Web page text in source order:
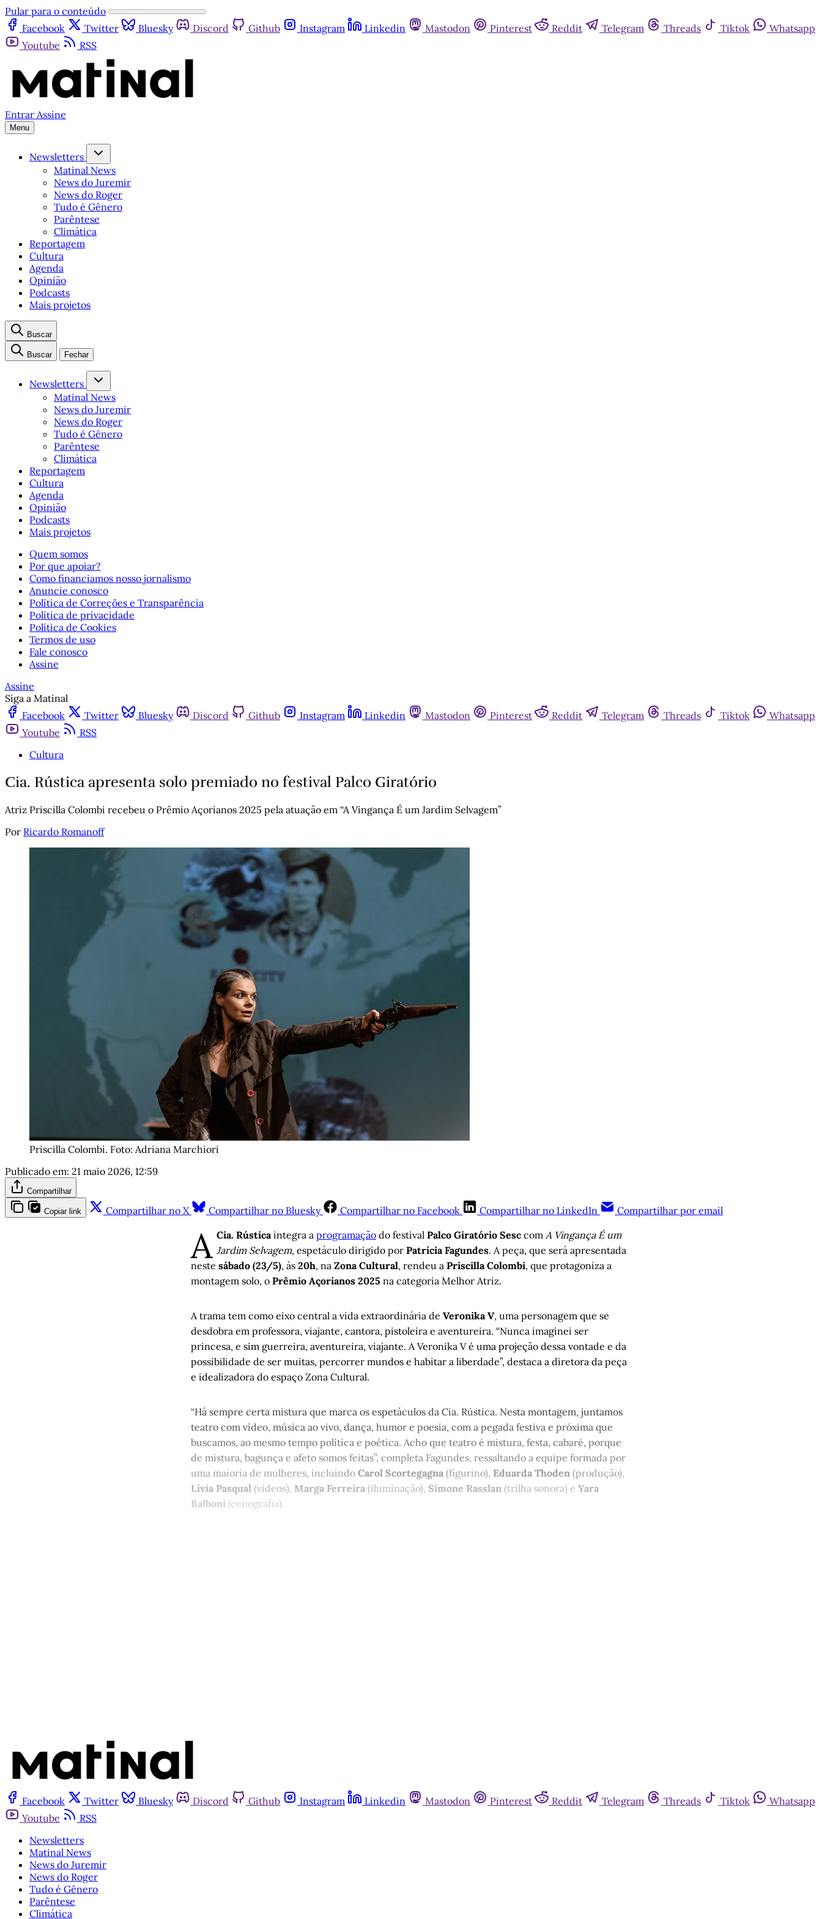
Pular para o conteúdo
Facebook
Twitter Bluesky Discord Github Instagram Linkedin Mastodon Pinterest Reddit Telegram Threads Tiktok
Whatsapp
Youtube
RSS
Entrar Assine
Menu
Newsletters
Matinal News
News do Juremir
News do Roger
Tudo é Gênero
Parêntese
Climática
Reportagem
Cultura
Agenda
Opinião
Podcasts
Mais projetos
Buscar
Buscar Fechar
Newsletters
Matinal News
News do Juremir
News do Roger
Tudo é Gênero
Parêntese
Climática
Reportagem
Cultura
Agenda
Opinião
Podcasts
Mais projetos
Quem somos
Por que apoiar?
Como financiamos nosso jornalismo
Anuncie conosco
Política de Correções e Transparência
Política de privacidade
Política de Cookies
Termos de uso
Fale conosco
Assine
Assine
Siga a Matinal
Facebook
Twitter Bluesky Discord Github Instagram Linkedin Mastodon Pinterest Reddit Telegram Threads Tiktok
Whatsapp
Youtube
RSS
Cultura
Cia. Rústica apresenta solo premiado no festival Palco Giratório
Atriz Priscilla Colombi recebeu o Prêmio Açorianos 2025 pela atuação em “A Vingança É um Jardim Selvagem”
Por Ricardo Romanoff
Priscilla Colombi. Foto: Adriana Marchiori
Publicado em: 21 maio 2026, 12:59
Compartilhar
Copiar link Compartilhar no X Compartilhar no Bluesky Compartilhar no Facebook Compartilhar no LinkedIn Compartilhar por email
A Cia. Rústicaintegra a programação do festival Palco Giratório Sesc com A Vingança É um
Jardim Selvagem, espetáculo dirigido por Patrícia Fagundes. A peça, que será apresentada
neste sábado (23/5), às 20h, na Zona Cultural, rendeu a Priscilla Colombi, que protagoniza a
montagem solo, o Prêmio Açorianos 2025 na categoria Melhor Atriz.
A trama tem como eixo central a vida extraordinária de Veronika V, uma personagem que se
desdobra em professora, viajante, cantora, pistoleira e aventureira. “Nunca imaginei ser
princesa, e sim guerreira, aventureira, viajante. A Veronika V é uma projeção dessa vontade e da
possibilidade de ser muitas, percorrer mundos e habitar a liberdade”, destaca a diretora da peça
e idealizadora do espaço Zona Cultural.
“Há sempre certa mistura que marca os espetáculos da Cia. Rústica. Nesta montagem, juntamos
teatro com vídeo, música ao vivo, dança, humor e poesia, com a pegada festiva e próxima que
buscamos, ao mesmo tempo política e poética. Acho que teatro é mistura, festa, cabaré, porque
de mistura, bagunça e afeto somos feitas”, completa Fagundes, ressaltando a equipe formada por
uma maioria de mulheres, incluindo Carol Scortegagna (figurino), Eduarda Thoden (produção),
Lívia Pasqual (vídeos), Marga Ferreira (iluminação), Simone Rasslan (trilha sonora) e Yara
Balboni (cenografia).
Facebook Twitter Bluesky Discord Github Instagram Linkedin Mastodon Pinterest Reddit Telegram Threads Tiktok
Whatsapp
Youtube
RSS
Newsletters
Matinal News
News do Juremir
News do Roger
Tudo é Gênero
Parêntese
Climática